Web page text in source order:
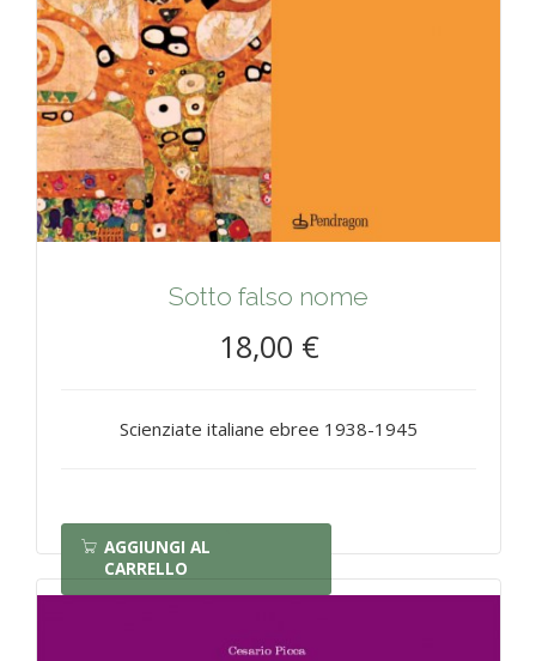
Sotto falso nome
18,00 €
Scienziate italiane ebree 1938-1945
AGGIUNGI AL
CARRELLO